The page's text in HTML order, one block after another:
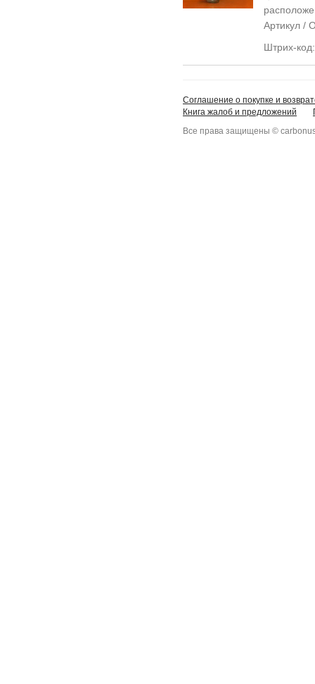
Артикул /
Штрих-
Соглашение о покупке и
Книга жалоб и предложений
Все права защищены ©